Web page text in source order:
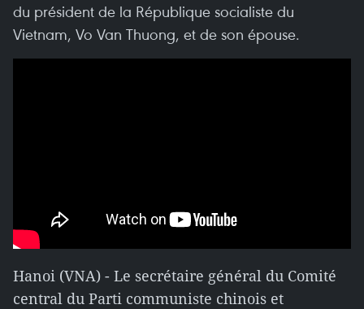
du président de la République socialiste du
Vietnam, Vo Van Thuong, et de son épouse.
Hanoi (VNA) - Le secrétaire général du Comité
central du Parti communiste chinois et